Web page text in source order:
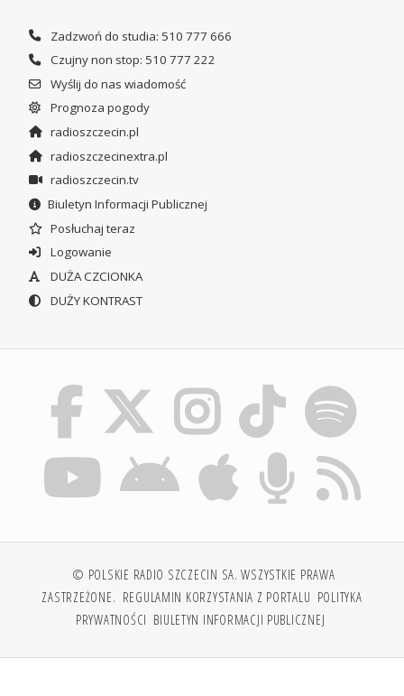
Zadzwoń do studia: 510 777 666
Czujny non stop: 510 777 222
Wyślij do nas wiadomość
Prognoza pogody
radioszczecin.pl
radioszczecinextra.pl
radioszczecin.tv
Biuletyn Informacji Publicznej
Posłuchaj teraz
Logowanie
DUŻA CZCIONKA
DUŻY KONTRAST
© POLSKIE RADIO SZCZECIN SA. WSZYSTKIE PRAWA
ZASTRZEŻONE. REGULAMIN KORZYSTANIA Z PORTALU POLITYKA
PRYWATNOŚCI BIULETYN INFORMACJI PUBLICZNEJ